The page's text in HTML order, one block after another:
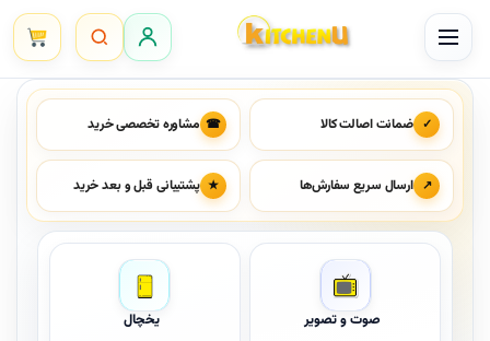
Skip
content
✓ ضمانت اصالت کالا ☎ مشاوره تخصصی خرید
↗ ارسال سریع سفارش‌ها ★ پشتیبانی قبل و بعد خرید
صوت و تصویر یخچال